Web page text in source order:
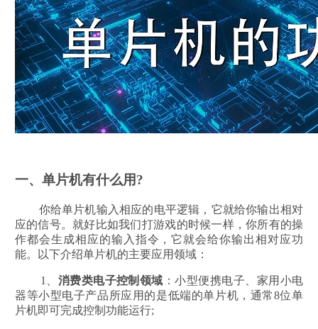
一、单片机有什么用?
你给单片机输入相应的电平逻辑，它就给你输出相对
应的信号。就好比如我们打游戏的时候一样，你所有的操
作都会生成相应的输入指令，它就会给你输出相对应功
能。以下介绍单片机的主要应用领域：
1、 消费类电子控制领域 ：小型便携电子、家用小电
器等小型电子产品所应用的是低端的单片机，通常8位单
片机即可完成控制功能运行;